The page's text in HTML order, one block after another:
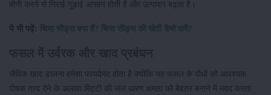
बोनी करने से निराई गुड़ाई आसान होती है और उत्पादन बढ़ता है।
ये भी पढ़ें: चिया सीड्स क्या हैं? चिया सीड्स की खेती कैसे करें?
जैविक खाद डालना हमेशा फायदेमंद होता है क्योंकि यह फसल के पौधों को आवश्यक
पोषक तत्व देने के अलावा मिट्टी की जल धारण क्षमता को बेहतर बनाने में मदद करता